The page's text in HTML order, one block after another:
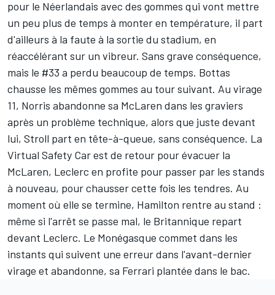
pour le Néerlandais avec des gommes qui vont mettre
un peu plus de temps à monter en température, il part
d'ailleurs à la faute à la sortie du stadium, en
réaccélérant sur un vibreur. Sans grave conséquence,
mais le #33 a perdu beaucoup de temps. Bottas
chausse les mêmes gommes au tour suivant. Au virage
11, Norris abandonne sa McLaren dans les graviers
après un problème technique, alors que juste devant
lui, Stroll part en tête-à-queue, sans conséquence. La
Virtual Safety Car est de retour pour évacuer la
McLaren, Leclerc en profite pour passer par les stands
à nouveau, pour chausser cette fois les tendres. Au
moment où elle se termine, Hamilton rentre au stand :
même si l'arrêt se passe mal, le Britannique repart
devant Leclerc. Le Monégasque commet dans les
instants qui suivent une erreur dans l'avant-dernier
virage et abandonne, sa Ferrari plantée dans le bac.